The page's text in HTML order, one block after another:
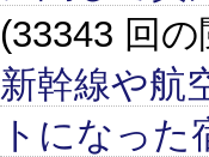
(33343 回
新幹線や航
トになっ